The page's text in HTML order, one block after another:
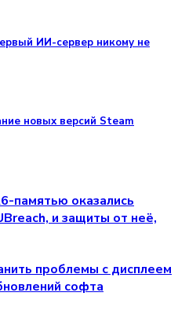
ИИ-сервер никому не
новых версий Steam
памятью оказались
и защиты от неё,
проблемы с дисплеем
софта